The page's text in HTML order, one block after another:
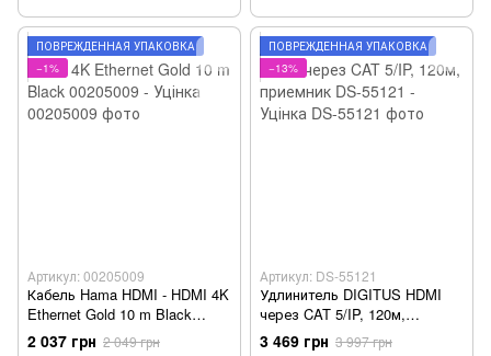
ПОВРЕЖДЁННАЯ УПАКОВКА
−1%
Артикул: 00205009
Кабель Hama HDMI - HDMI 4K
Ethernet Gold 10 m Black
00205009 - Уцінка
2 037 грн 2 049 грн
ПОВРЕЖДЁННАЯ УПАКОВКА
−13%
Артикул: DS-55121
Удлинитель DIGITUS HDMI
через CAT 5/IP, 120м,
приемник DS-55121 - Уцінка
3 469 грн 3 997 грн